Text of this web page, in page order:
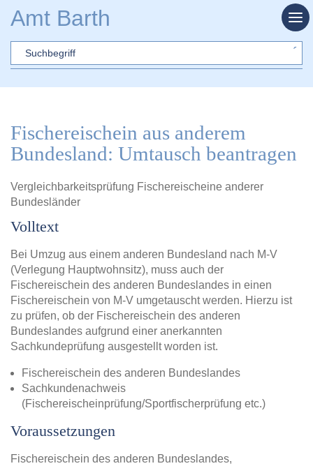
Amt Barth
Sword
Fischereischein aus anderem
Bundesland: Umtausch beantragen
Vergleichbarkeitsprüfung Fischereischeine anderer
Bundesländer
Volltext
Bei Umzug aus einem anderen Bundesland nach M-V
(Verlegung Hauptwohnsitz), muss auch der
Fischereischein des anderen Bundeslandes in einen
Fischereischein von M-V umgetauscht werden. Hierzu ist
zu prüfen, ob der Fischereischein des anderen
Bundeslandes aufgrund einer anerkannten
Sachkundeprüfung ausgestellt worden ist.
Fischereischein des anderen Bundeslandes
Sachkundenachweis
(Fischereischeinprüfung/Sportfischerprüfung etc.)
Voraussetzungen
Fischereischein des anderen Bundeslandes,